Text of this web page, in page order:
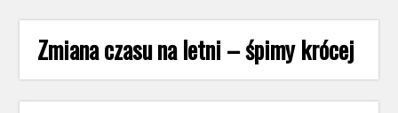
Zmiana czasu na letni – śpimy krócej